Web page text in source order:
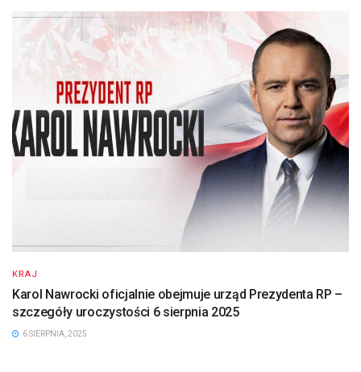
KRAJ
Karol Nawrocki oficjalnie obejmuje urząd Prezydenta RP –
szczegóły uroczystości 6 sierpnia 2025
6 SIERPNIA, 2025